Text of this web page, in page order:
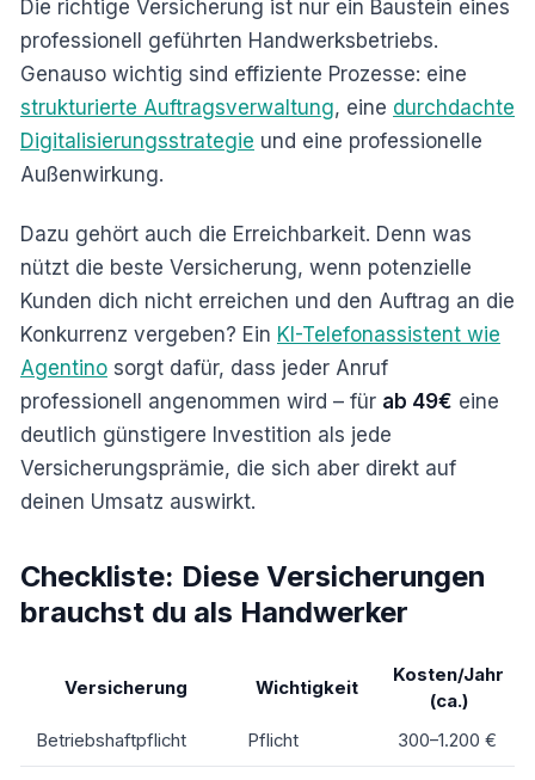
Die richtige Versicherung ist nur ein Baustein eines
professionell geführten Handwerksbetriebs.
Genauso wichtig sind effiziente Prozesse: eine
strukturierte Auftragsverwaltung, eine durchdachte
Digitalisierungsstrategie und eine professionelle
Außenwirkung.
Dazu gehört auch die Erreichbarkeit. Denn was
nützt die beste Versicherung, wenn potenzielle
Kunden dich nicht erreichen und den Auftrag an die
Konkurrenz vergeben? Ein KI-Telefonassistent wie
Agentino sorgt dafür, dass jeder Anruf
professionell angenommen wird – für ab 49€ eine
deutlich günstigere Investition als jede
Versicherungsprämie, die sich aber direkt auf
deinen Umsatz auswirkt.
Checkliste: Diese Versicherungen
brauchst du als Handwerker
Versicherung Wichtigkeit
Kosten/Jahr
(ca.)
Betriebshaftpflicht
Pflicht 300–1.200 €